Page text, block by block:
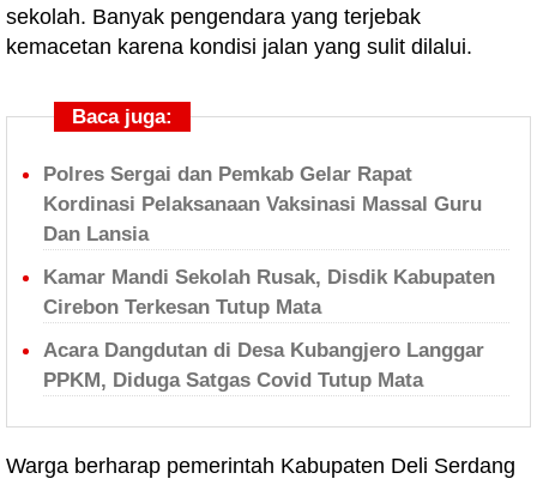
sekolah. Banyak pengendara yang terjebak
kemacetan karena kondisi jalan yang sulit dilalui.
Baca juga:
Polres Sergai dan Pemkab Gelar Rapat
Kordinasi Pelaksanaan Vaksinasi Massal Guru
Dan Lansia
Kamar Mandi Sekolah Rusak, Disdik Kabupaten
Cirebon Terkesan Tutup Mata
Acara Dangdutan di Desa Kubangjero Langgar
PPKM, Diduga Satgas Covid Tutup Mata
Warga berharap pemerintah Kabupaten Deli Serdang